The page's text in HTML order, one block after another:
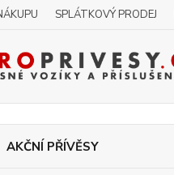
SPLÁTKOVÝ PRODEJ
AKČNÍ PŘÍVĚSY